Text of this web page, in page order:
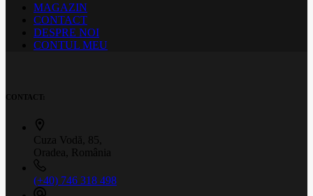
MAGAZIN
CONTACT
DESPRE NOI
CONTUL MEU
CONTACT:
Cuza Vodă, 85,
Oradea, România
(+40) 746 318 498